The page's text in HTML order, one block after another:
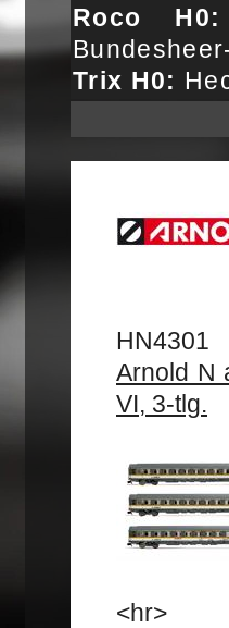
Roco H0:
Trix H0:
HN4301
Arnold N
VI, 3-tlg.
<hr>